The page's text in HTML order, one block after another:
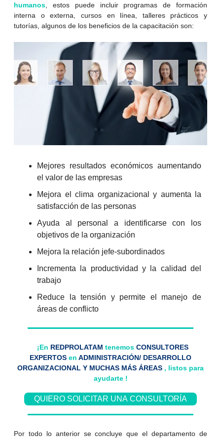
humanos, estos puede incluir programas de formación
interna o externa, cursos en línea, talleres prácticos y
tutorías, algunos de los beneficios de la capacitación son:
Mejores resultados económicos aumentando
el valor de las empresas
Mejora el clima organizacional y aumenta la
satisfacción de las personas
Ayuda al personal a identificarse con los
objetivos de la organización
Mejora la relación jefe-subordinados
Incrementa la productividad y la calidad del
trabajo
Reduce la tensión y permite el manejo de
áreas de conflicto
¡En REDPROLATAM tenemos CONSULTORES
EXPERTOS en ADMINISTRACIÓN/ DESARROLLO
ORGANIZACIONAL Y MUCHAS MÁS ÁREAS , listos para
ayudarte !
QUIERO SOLICITAR UNA CONSULTORÍA
Por todo lo anterior se concluye que el departamento de